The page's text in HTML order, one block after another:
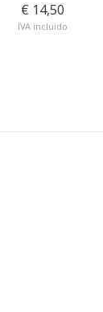
€ 14,50
IVA incluido